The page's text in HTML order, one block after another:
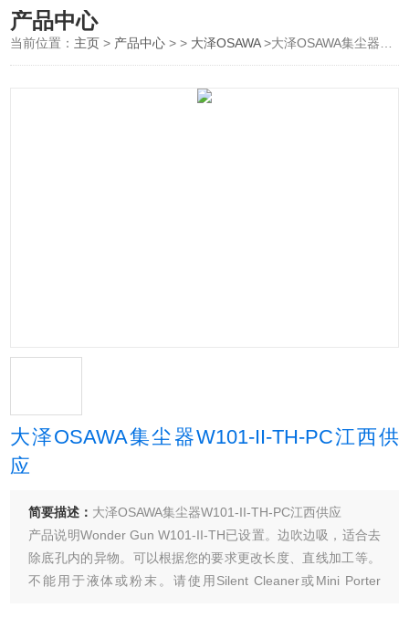
产品中心
当前位置： 主页 > 产品中心 > > 大泽OSAWA>大泽OSAWA集尘器W101-II-TH-PC江西供应
大泽OSAWA集尘器W101-II-TH-PC江西供
应
简要描述： 大泽OSAWA集尘器W101-II-TH-PC江西供应
产品说明Wonder Gun W101-II-TH已设置。边吹边吸，适合去
除底孔内的异物。可以根据您的要求更改长度、直线加工等。
不能用于液体或粉末。请使用Silent Cleaner或Mini Porter